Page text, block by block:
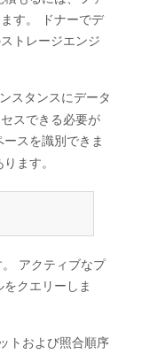
す。 ドナーでデ
トレージエンジ
スタンスにデータ
スできる必要が
スを識別できま
ます。
アクティブなプ
をクエリーしま
トおよび照合順序